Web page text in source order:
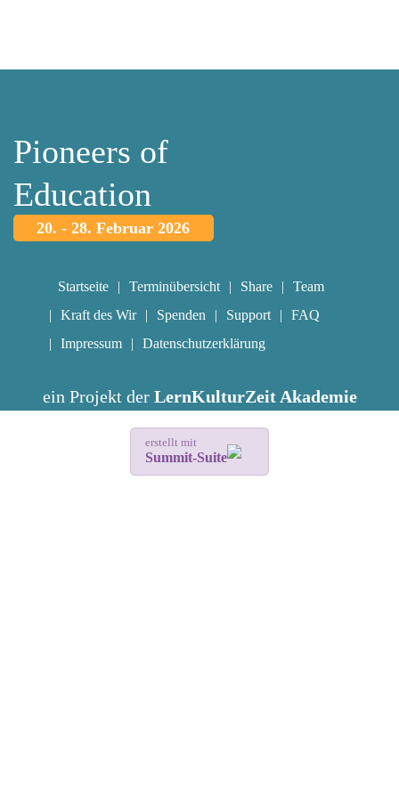
Pioneers of
Education
20. - 28. Februar 2026
Startseite Terminübersicht Share
Team
Kraft des Wir
Spenden Support
FAQ
Impressum
Datenschutzerklärung
ein Projekt der LernKulturZeit Akademie
erstellt mit
Summit-Suite